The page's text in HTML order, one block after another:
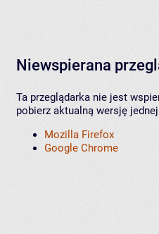
Niewspierana
Ta przeglądarka nie jest
pobierz aktualną wersję
Mozilla Firefox
Google Chrome